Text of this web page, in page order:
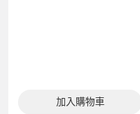
加入購物車